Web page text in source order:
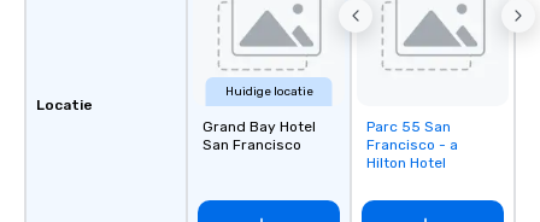
Locatie
Huidige locatie
Grand Bay Hotel
San Francisco
Removed from
favorites
Parc 55 San
Francisco - a
Hilton Hotel